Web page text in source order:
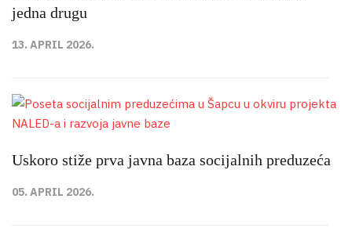
jedna drugu
13. APRIL 2026.
Uskoro stiže prva javna baza socijalnih preduzeća
05. APRIL 2026.